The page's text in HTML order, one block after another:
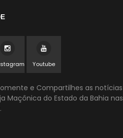
Youtube
e Compartilhes as notícias
Maçônica do Estado da Bahia nas